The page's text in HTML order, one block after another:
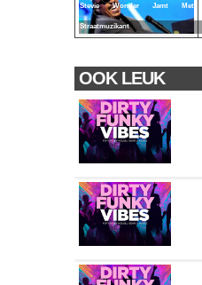
Stevie Wonder Jamt Met
Straatmuzikant
OOK LEUK